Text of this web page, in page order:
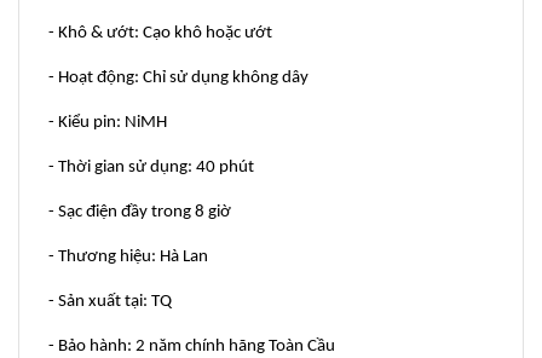
- Khô & ướt: Cạo khô hoặc ướt
- Hoạt động: Chỉ sử dụng không dây
- Kiểu pin: NiMH
- Thời gian sử dụng: 40 phút
- Sạc điện đầy trong 8 giờ
- Thương hiệu: Hà Lan
- Sản xuất tại: TQ
- Bảo hành: 2 năm chính hãng Toàn Cầu